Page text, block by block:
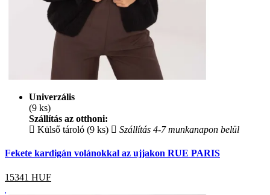
Univerzális
(9 ks)
Szállítás az otthoni:
Külső tároló (9 ks)
Szállítás 4-7 munkanapon belül
Fekete kardigán volánokkal az ujjakon RUE PARIS
15341 HUF